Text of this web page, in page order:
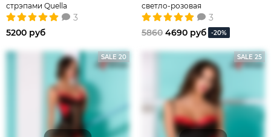
стрэпами Quella
3
5200 руб
светло-розовая
3
5860 4690 руб -20%
SALE 20 SALE 25